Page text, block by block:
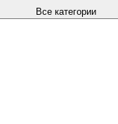
Все категории